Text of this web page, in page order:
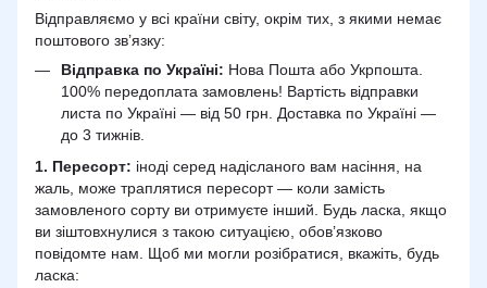
Відправляємо у всі країни світу, окрім тих, з якими немає
поштового зв’язку:
Відправка по Україні: Нова Пошта або Укрпошта.
100% передоплата замовлень! Вартість відправки
листа по Україні — від 50 грн. Доставка по Україні —
до 3 тижнів.
1. Пересорт: іноді серед надісланого вам насіння, на
жаль, може траплятися пересорт — коли замість
замовленого сорту ви отримуєте інший. Будь ласка, якщо
ви зіштовхнулися з такою ситуацією, обов’язково
повідомте нам. Щоб ми могли розібратися, вкажіть, будь
ласка: